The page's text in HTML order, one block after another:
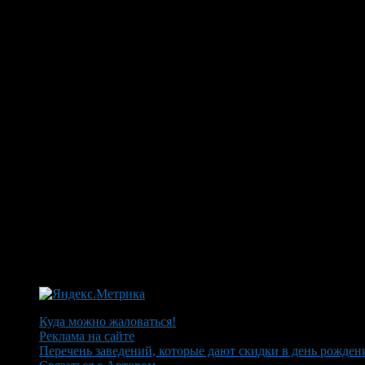
Куда можно жаловаться!
Реклама на сайте
Перечень заведений, которые дают скидки в день